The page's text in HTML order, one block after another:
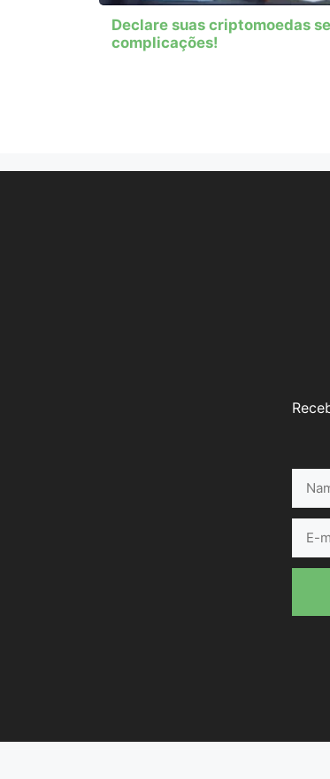
Declare suas criptomoedas
complicações!
mail